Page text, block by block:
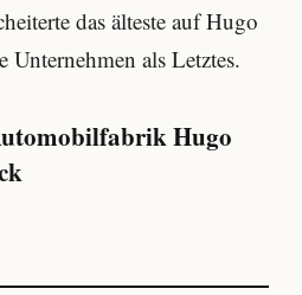
das älteste auf Hugo
Unternehmen als Letztes.
Hugo